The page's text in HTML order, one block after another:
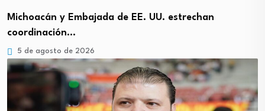
Michoacán y Embajada de EE. UU. estrechan
coordinación…
5 de agosto de 2026